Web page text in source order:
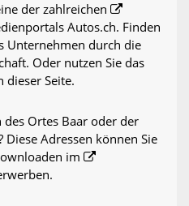
der zahlreichen
Autos.ch. Finden
Unternehmen durch die
Oder nutzen Sie das
dieser Seite.
des Ortes Baar oder der
Adressen können Sie
im